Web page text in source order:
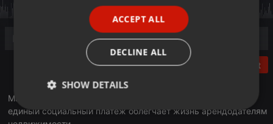
Post
Максим Барышев, глава компании Учет.кз, объясняет, как
единый социальный платеж облегчает жизнь арендодателям
ACCEPT ALL
DECLINE ALL
SHOW DETAILS
Strictly
necessary
Targeting Functionality